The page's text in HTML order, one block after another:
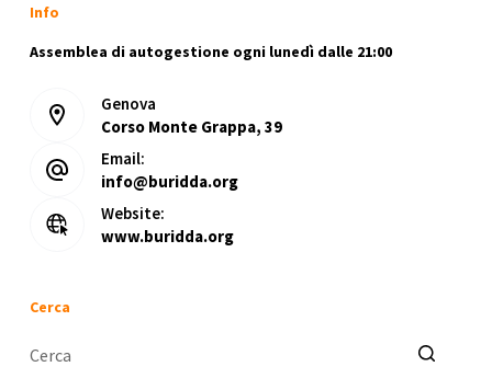
Info
Assemblea di autogestione ogni lunedì dalle 21:00
Genova
Corso Monte Grappa, 39
Email:
info@buridda.org
Website:
www.buridda.org
Cerca